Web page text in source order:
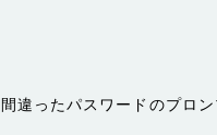
違ったパスワードのプロ